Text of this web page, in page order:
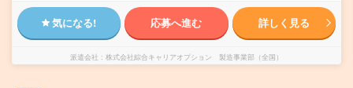
気になる! 応募へ進む 詳しく見る
派遣会社 株式会社綜合キャリアオプション 製造事業部（全国）